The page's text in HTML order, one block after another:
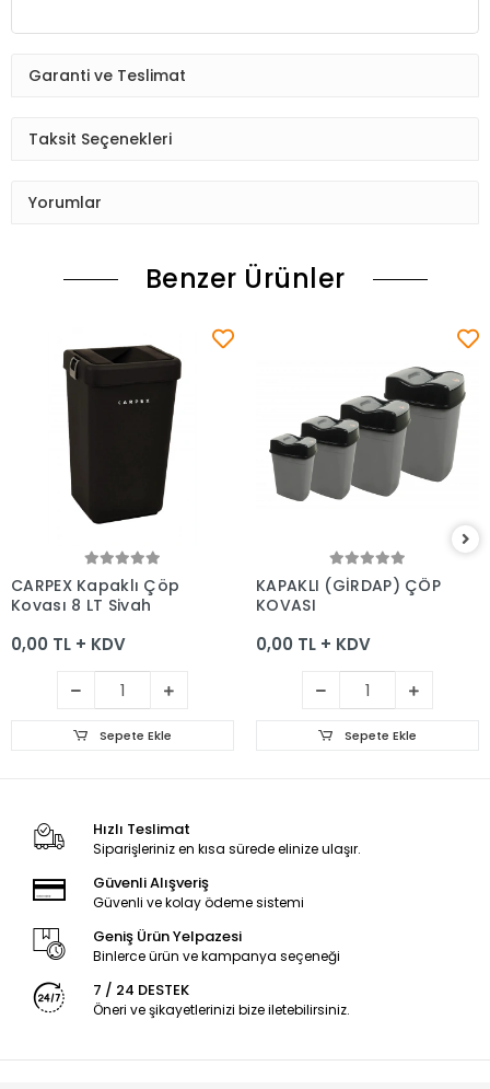
Garanti ve Teslimat
Taksit Seçenekleri
Yorumlar
Benzer Ürünler
CARPEX Kapaklı Çöp
Kovası 8 LT Siyah
0,00 TL + KDV
Sepete Ekle
Sepete Ekle
KAPAKLI (GİRDAP) ÇÖP
KOVASI
0,00 TL + KDV
Sepete Ekle
Hızlı Teslimat
Siparişleriniz en kısa sürede elinize ulaşır.
Güvenli Alışveriş
Güvenli ve kolay ödeme sistemi
Geniş Ürün Yelpazesi
Binlerce ürün ve kampanya seçeneği
7 / 24 DESTEK
Öneri ve şikayetlerinizi bize iletebilirsiniz.